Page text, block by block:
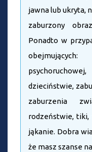
jawna lub ukryta,
zaburzony
Ponadto w
dzieciństwie,
zaburzenia
rodzeństwie, tiki,
jąkanie. Dobra
że masz szanse